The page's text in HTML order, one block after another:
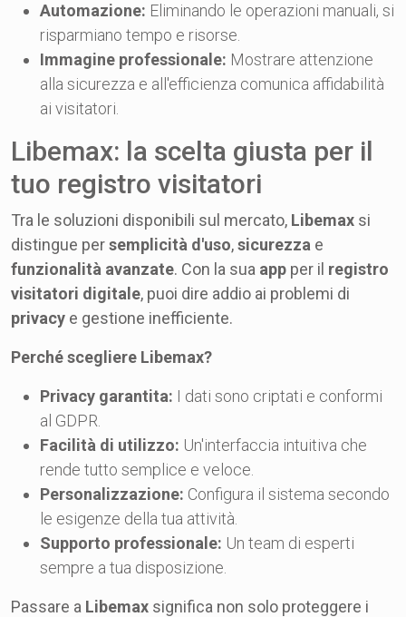
Automazione: Eliminando le operazioni manuali, si
risparmiano tempo e risorse.
Immagine professionale: Mostrare attenzione
alla sicurezza e all'efficienza comunica affidabilità
ai visitatori.
Libemax: la scelta giusta per il
tuo registro visitatori
Tra le soluzioni disponibili sul mercato, Libemax si
distingue persemplicità d'uso,sicurezza e
funzionalità avanzate. Con la sua app per il registro
visitatori digitale, puoi dire addio ai problemi di
privacy e gestione inefficiente.
Perché scegliere Libemax?
Privacy garantita: I dati sono criptati e conformi
al GDPR.
Facilità di utilizzo: Un'interfaccia intuitiva che
rende tutto semplice e veloce.
Personalizzazione: Configura il sistema secondo
le esigenze della tua attività.
Supporto professionale: Un team di esperti
sempre a tua disposizione.
Passare a Libemax significa non solo proteggere i